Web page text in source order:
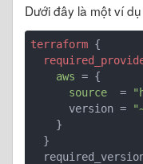
Dưới đây là một ví
terraform {
aws = {
source
  =
      version =